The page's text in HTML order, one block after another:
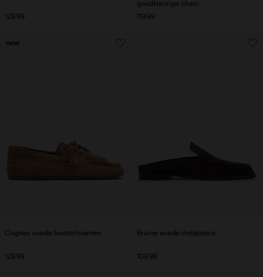
129.99
goudkleurige chain
119.99
Cognac suède bootschoenen
129.99
new
Bruine suède instappers
109.99